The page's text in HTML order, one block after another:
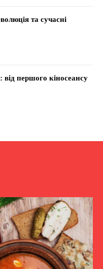
та сучасні
першого кіносеансу